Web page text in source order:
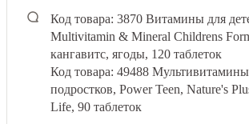
Код товара: 3870 Витамины для
Multivitamin & Mineral Childrens
кангавитс, ягоды, 120 таблеток
Код товара: 49488
подростков, Power Teen, Nature's
Life, 90 таблеток